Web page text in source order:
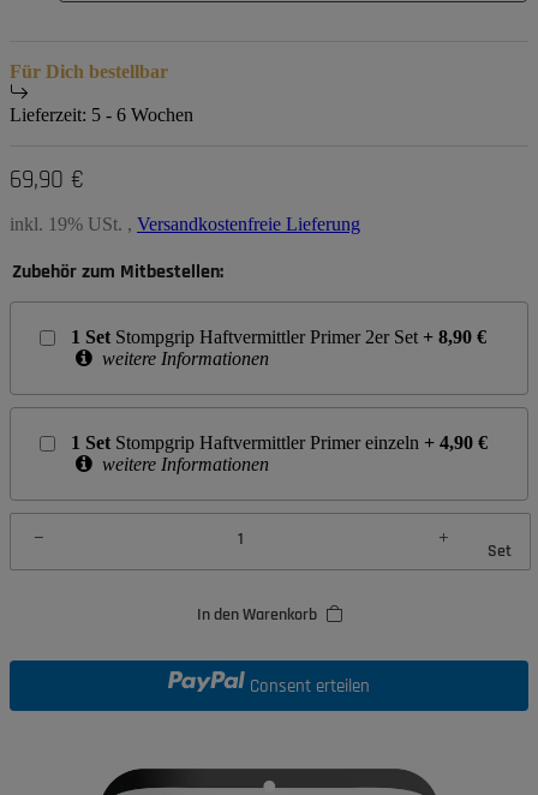
Für Dich bestellbar
Lieferzeit: 5 - 6 Wochen
69,90 €
inkl. 19% USt. , Versandkostenfreie Lieferung
Zubehör zum Mitbestellen:
1 Set Stompgrip Haftvermittler Primer 2er Set + 8,90 €
weitere Informationen
1 Set Stompgrip Haftvermittler Primer einzeln + 4,90 €
weitere Informationen
Set
In den Warenkorb
Consent erteilen